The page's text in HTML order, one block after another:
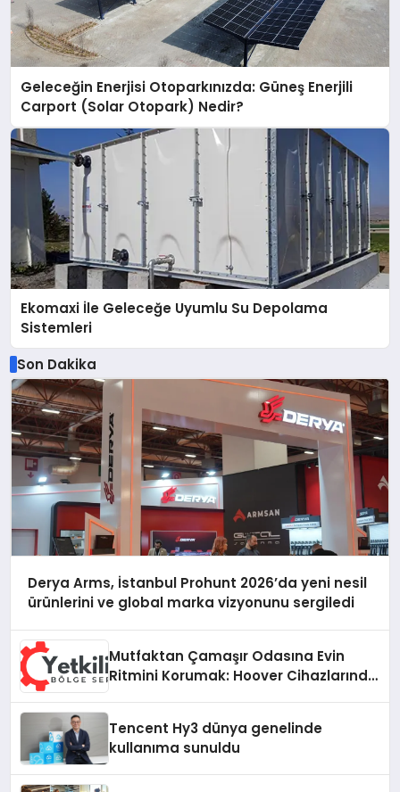
Geleceğin Enerjisi Otoparkınızda: Güneş Enerjili
Carport (Solar Otopark) Nedir?
Ekomaxi İle Geleceğe Uyumlu Su Depolama
Sistemleri
Son Dakika
Derya Arms, İstanbul Prohunt 2026’da yeni nesil
ürünlerini ve global marka vizyonunu sergiledi
Mutfaktan Çamaşır Odasına Evin
Ritmini Korumak: Hoover Cihazlarında
Tencent Hy3 dünya genelinde
kullanıma sunuldu